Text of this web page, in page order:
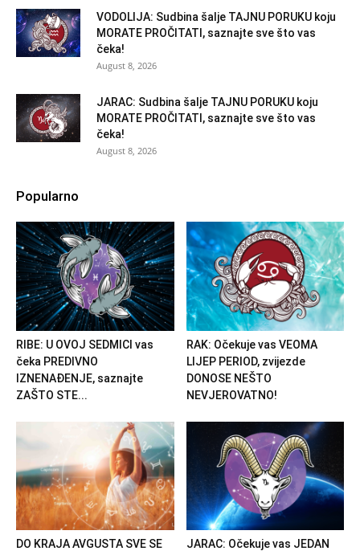
VODOLIJA: Sudbina šalje TAJNU PORUKU koju
MORATE PROČITATI, saznajte sve što vas
čeka!
August 8, 2026
JARAC: Sudbina šalje TAJNU PORUKU koju
MORATE PROČITATI, saznajte sve što vas
čeka!
August 8, 2026
Popularno
RIBE: U OVOJ SEDMICI vas
čeka PREDIVNO
IZNENAĐENJE, saznajte
ZAŠTO STE...
RAK: Očekuje vas VEOMA
LIJEP PERIOD, zvijezde
DONOSE NEŠTO
NEVJEROVATNO!
DO KRAJA AVGUSTA SVE SE
JARAC: Očekuje vas JEDAN